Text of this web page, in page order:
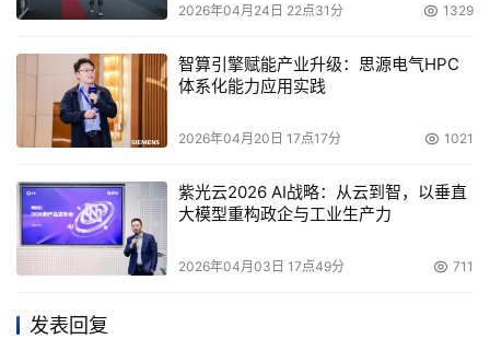
2026年04月24日 22点31分 1329
智算引擎赋能产业升级：思源电气HPC
体系化能力应用实践
2026年04月20日 17点17分 1021
紫光云2026 AI战略：从云到智，以垂直
大模型重构政企与工业生产力
2026年04月03日 17点49分 711
发表回复